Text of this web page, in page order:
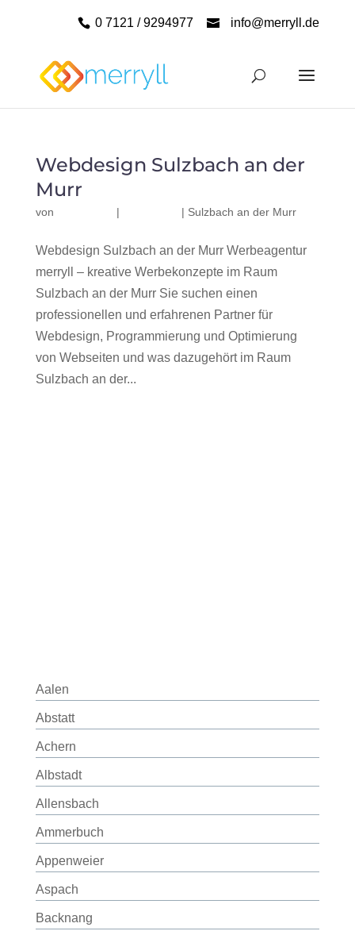
0 7121 / 9294977 info@merryll.de
Webdesign Sulzbach an der
Murr
von | | Sulzbach an der Murr
Webdesign Sulzbach an der Murr Werbeagentur
merryll – kreative Werbekonzepte im Raum
Sulzbach an der Murr Sie suchen einen
professionellen und erfahrenen Partner für
Webdesign, Programmierung und Optimierung
von Webseiten und was dazugehört im Raum
Sulzbach an der...
Aalen
Abstatt
Achern
Albstadt
Allensbach
Ammerbuch
Appenweier
Aspach
Backnang